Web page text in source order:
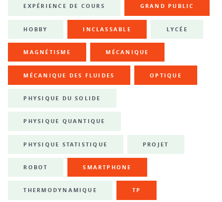
EXPÉRIENCE DE COURS GRAND PUBLIC
HOBBY INCLASSABLE LYCÉE
MAGNÉTISME MÉCANIQUE
MÉCANIQUE DES FLUIDES OPTIQUE
PHYSIQUE DU SOLIDE
PHYSIQUE QUANTIQUE
PHYSIQUE STATISTIQUE PROJET
ROBOT SMARTPHONE
THERMODYNAMIQUE TP